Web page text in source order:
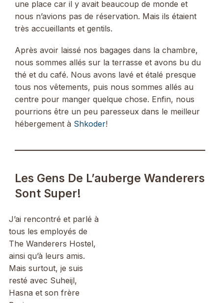
une place car il y avait beaucoup de monde et
nous n’avions pas de réservation. Mais ils étaient
très accueillants et gentils.
Après avoir laissé nos bagages dans la chambre,
nous sommes allés sur la terrasse et avons bu du
thé et du café. Nous avons lavé et étalé presque
tous nos vêtements, puis nous sommes allés au
centre pour manger quelque chose. Enfin, nous
pourrions être un peu paresseux dans le meilleur
hébergement à Shkoder!
Les Gens De L’auberge Wanderers
Sont Super!
J’ai rencontré et parlé à
tous les employés de
The Wanderers Hostel,
ainsi qu’à leurs amis.
Mais surtout, je suis
resté avec Suheijl,
Hasna et son frère